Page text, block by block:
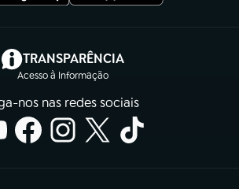
TRANSPARÊNCIA
Acesso à Informação
(abre em nova aba)
nos nas redes sociais